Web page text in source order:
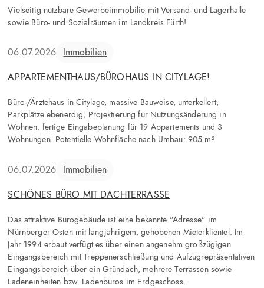
Vielseitig nutzbare Gewerbeimmobilie mit Versand- und Lagerhalle
sowie Büro- und Sozialräumen im Landkreis Fürth!
06.07.2026 Immobilien
APPARTEMENTHAUS/BÜROHAUS IN CITYLAGE!
Büro-/Ärztehaus in Citylage, massive Bauweise, unterkellert,
Parkplätze ebenerdig, Projektierung für Nutzungsänderung in
Wohnen. fertige Eingabeplanung für 19 Appartements und 3
Wohnungen. Potentielle Wohnfläche nach Umbau: 905 m².
06.07.2026 Immobilien
SCHÖNES BÜRO MIT DACHTERRASSE
Das attraktive Bürogebäude ist eine bekannte "Adresse" im
Nürnberger Osten mit langjährigem, gehobenen Mieterklientel. Im
Jahr 1994 erbaut verfügt es über einen angenehm großzügigen
Eingangsbereich mit Treppenerschließung und Aufzugrepräsentativen
Eingangsbereich über ein Gründach, mehrere Terrassen sowie
Ladeneinheiten bzw. Ladenbüros im Erdgeschoss.